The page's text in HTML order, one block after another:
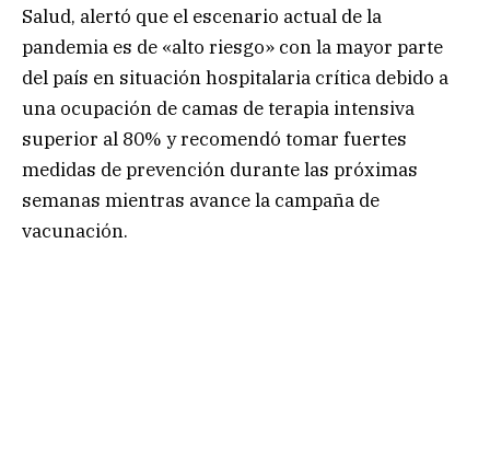
Salud, alertó que el escenario actual de la
pandemia es de «alto riesgo» con la mayor parte
del país en situación hospitalaria crítica debido a
una ocupación de camas de terapia intensiva
superior al 80% y recomendó tomar fuertes
medidas de prevención durante las próximas
semanas mientras avance la campaña de
vacunación.